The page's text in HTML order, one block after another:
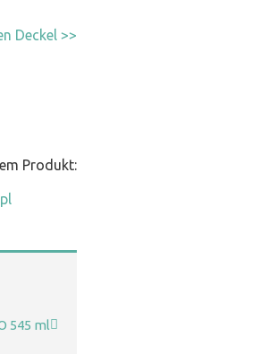
Deckel >>
Produkt:
545 ml